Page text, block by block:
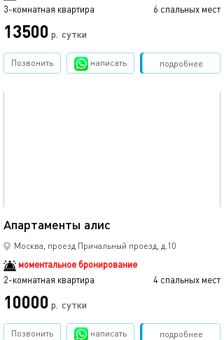
3-комнатная квартира
6 спальных мест
13500 р. сутки
подробнее
Позвонить написать Забронировать
Апартаменты алис
Москва, проезд Причальный проезд, д.10
моментальное бронирование
2-комнатная квартира
4 спальных мест
10000 р. сутки
подробнее
Позвонить написать Забронировать